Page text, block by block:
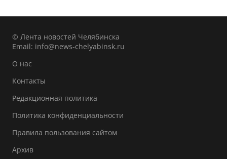
© Лента новостей Челябинска
Email: info@news-chelyabinsk.ru
О нас
Контакты
Редакционная политика
Политика конфиденциальности
Правила пользования сайтом
Архив